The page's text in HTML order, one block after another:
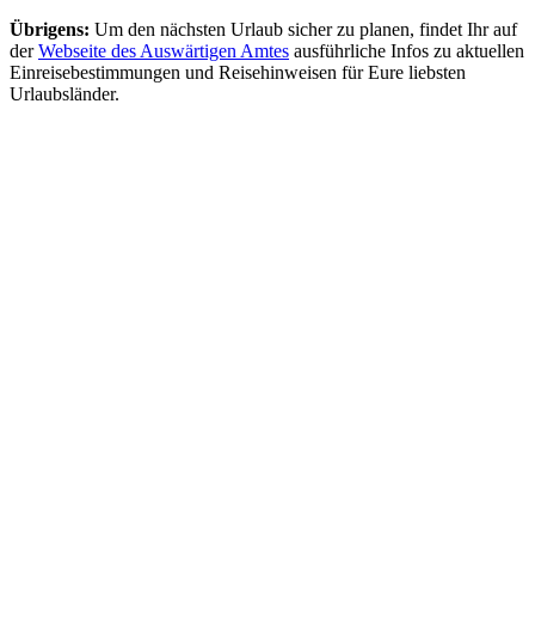
Übrigens: Um den nächsten Urlaub sicher zu planen, findet Ihr auf
derWebseite des Auswärtigen Amtes ausführliche Infos zu aktuellen
Einreisebestimmungen und Reisehinweisen für Eure liebsten
Urlaubsländer.